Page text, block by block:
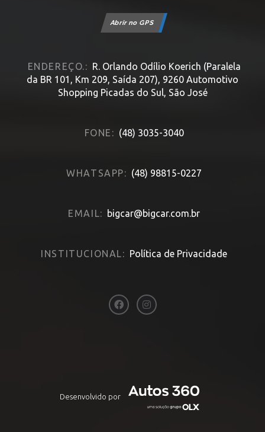
Abrir no GPS
ENDEREÇO.: R. Orlando Odílio Koerich (Paralela
da BR 101, Km 209, Saída 207), 9260 Automotivo
Shopping Picadas do Sul, São José
FONE: (48) 3035-3040
WHATSAPP: (48) 98815-0227
EMAIL: bigcar@bigcar.com.br
INSTITUCIONAL: Política de Privacidade
Desenvolvido por